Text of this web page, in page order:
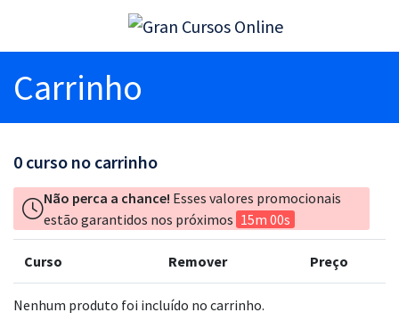
Carrinho
0 curso no carrinho
Não perca a chance! Esses valores promocionais
estão garantidos nos próximos 15m 00s
Curso Remover Preço
Nenhum produto foi incluído no carrinho.